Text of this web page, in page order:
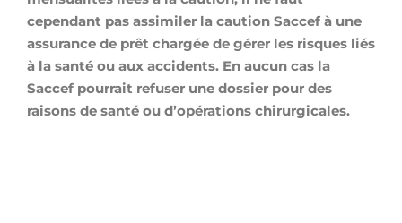
cependant pas assimiler la caution Saccef à une
assurance de prêt chargée de gérer les risques liés
à la santé ou aux accidents. En aucun cas la
Saccef pourrait refuser une dossier pour des
raisons de santé ou d’opérations chirurgicales.